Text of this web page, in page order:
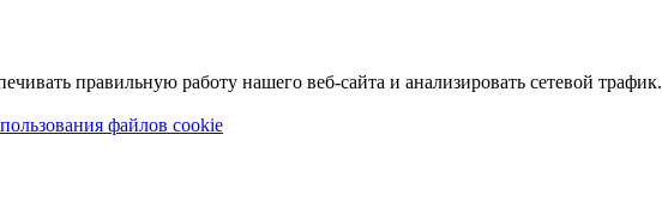
правильную работу нашего веб-сайта и анализировать сетевой трафик.
файлов cookie